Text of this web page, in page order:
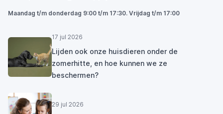
Maandag t/m donderdag 9:00 t/m 17:30. Vrijdag t/m 17:00
17 jul 2026
Lijden ook onze huisdieren onder de
zomerhitte, en hoe kunnen we ze
beschermen?
29 jul 2026